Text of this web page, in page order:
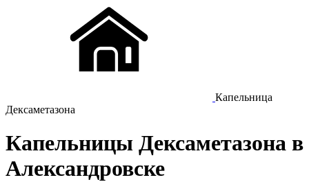
Капельница
Дексаметазона
Капельницы Дексаметазона в
Александровске